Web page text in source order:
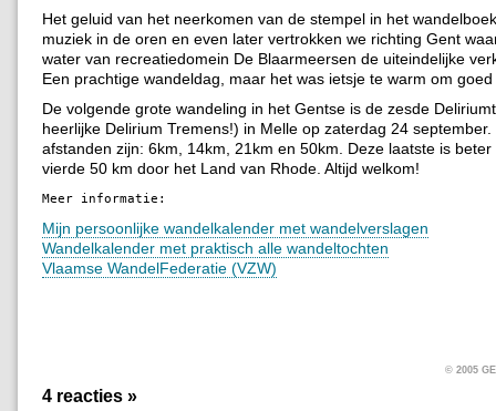
Het geluid van het neerkomen van de stempel in het
muziek in de oren en even later vertrokken we richting Gent
water van recreatiedomein De Blaarmeersen de uiteindelijke
Een prachtige wandeldag, maar het was ietsje te warm om
De volgende grote wandeling in het Gentse is de zesde
heerlijke Delirium Tremens!) in Melle op zaterdag 24
afstanden zijn: 6km, 14km, 21km en 50km. Deze laatste is
vierde 50 km door het Land van Rhode. Altijd welkom!
Meer informatie:
Mijn persoonlijke wandelkalender met wandelverslagen
Wandelkalender met praktisch alle wandeltochten
Vlaamse WandelFederatie (VZW)
© 2005
4 reacties »